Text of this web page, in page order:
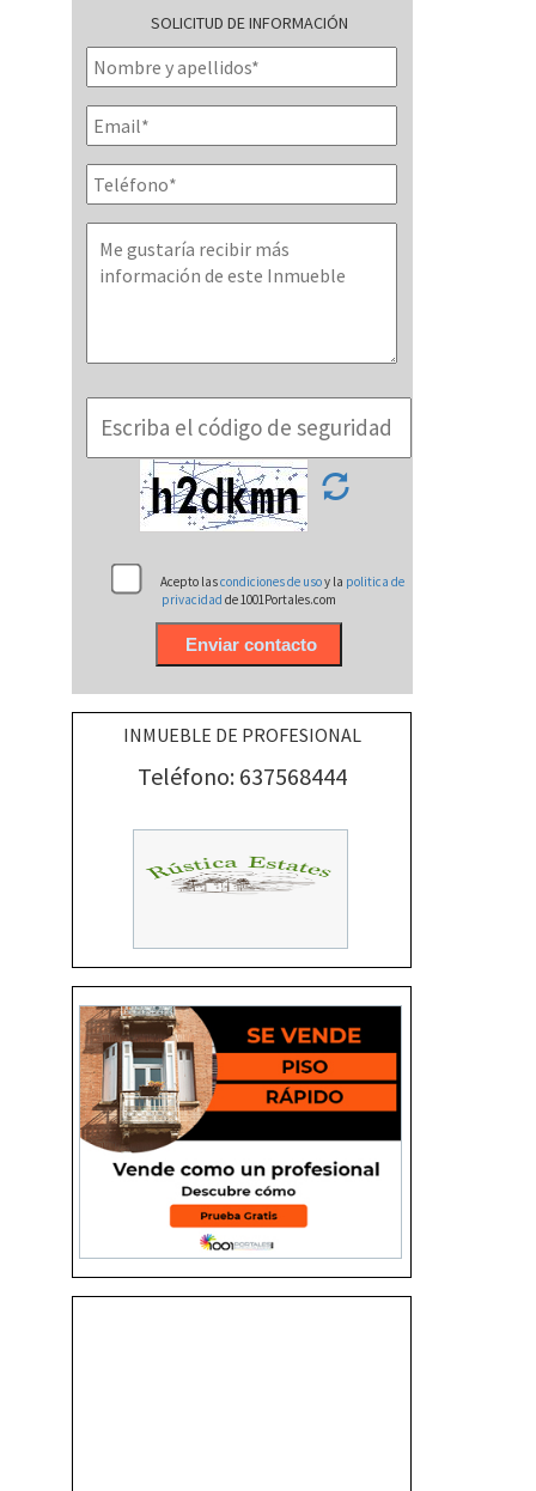
SOLICITUD DE INFORMACIÓN
Acepto lascondiciones de usoy la politica de
privacidadde 1001Portales.com
INMUEBLE DE PROFESIONAL
Teléfono: 637568444